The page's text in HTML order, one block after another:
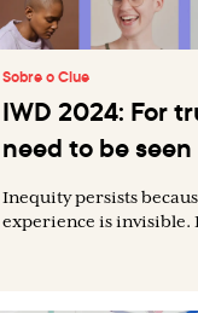
Sobre o Clue
IWD 2024: For
need to be seen
Inequity persists
experience is invisible.